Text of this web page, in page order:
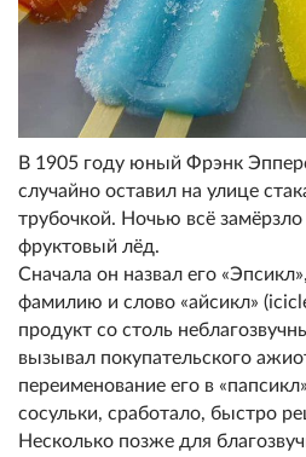
В 1905 году юный Фрэнк
случайно оставил на улице
трубочкой. Ночью всё
фруктовый лёд.
Сначала он назвал его
фамилию и слово «айсикл»
продукт со столь
вызывал покупательского
переименование его в
сосульки, сработало, быстро
Несколько позже для